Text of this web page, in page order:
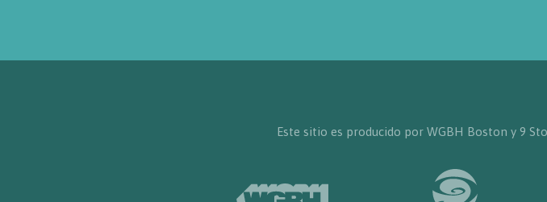
Este sitio es producido por WGBH Boston y 9